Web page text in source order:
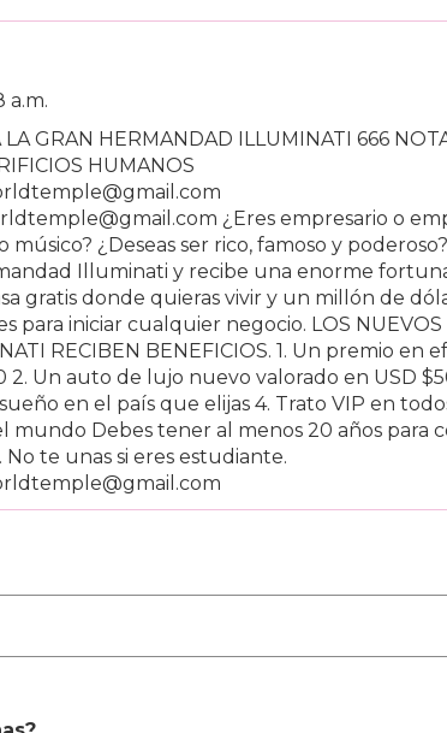
a.m.
GRAN HERMANDAD ILLUMINATI 666
HUMANOS
¿Eres empresario o
músico? ¿Deseas ser rico, famoso y
Illuminati y recibe una enorme
gratis donde quieras vivir y un millón de
para iniciar cualquier negocio. LOS NUEVOS
RECIBEN BENEFICIOS. 1. Un premio en
2. Un auto de lujo nuevo valorado en USD
en el país que elijas 4. Trato VIP en
mundo Debes tener al menos 20 años para
No te unas si eres estudiante.